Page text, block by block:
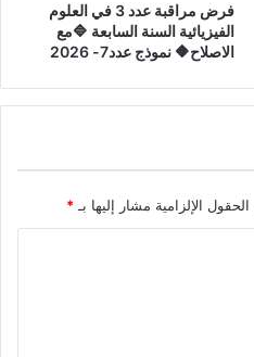
فرض مراقبة عدد 3 في العلوم
الفيزيائية السنة السابعة 🔷مع
الاصلاح🔶 نموذج عدد7- 2026
الحقول الإلزامية مشار إليها بـ *